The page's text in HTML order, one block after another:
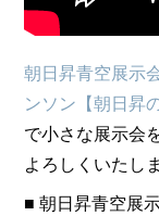
朝日昇青空展示
ンソン【朝日昇
で小さな展示会
よろしくいたしま
■ 朝日昇青空展